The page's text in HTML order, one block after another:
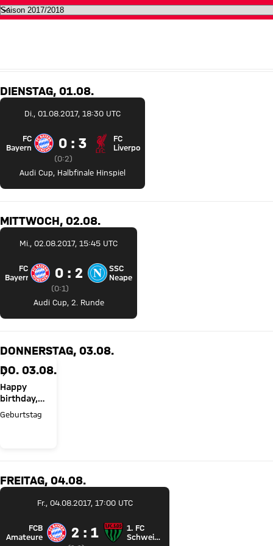
Alle Termine des FC Bayern
DIENSTAG, 01.08.
Di., 01.08.2017, 18:30 UTC
FC Bayern München gegen FC Liverpool
FC
Bayern
0 zu 3
0 : 3
(Zwischenergebnis:
0 zu 2 nach Erste Halbzeit
0:2)
FC
Liverpool
Audi Cup Halbfinale Hinspiel
MITTWOCH, 02.08.
Mi., 02.08.2017, 15:45 UTC
FC Bayern München gegen SSC Neapel
FC
Bayern
0 zu 2
0 : 2
(Zwischenergebnis:
0 zu 1 nach Erste Halbzeit
0:1)
SSC
Neapel
Audi Cup 2. Runde
DONNERSTAG, 03.08.
DO. 03.08.
Happy
birthday,
Sven Ulreich!
Geburtstag
FREITAG, 04.08.
Fr., 04.08.2017, 17:00 UTC
FC Bayern Amateure gegen 1. FC Schweinfurt 05
FCB
Amateure
2 zu 1
2 : 1
1. FC
Schweinfurt